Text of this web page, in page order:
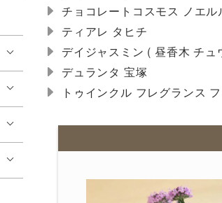
チョコレートコスモス ノエル
ティアレ タヒチ
デイジャスミン ( 昼香木 チュ
デュランタ 宝塚
トゥインクル フレグランス